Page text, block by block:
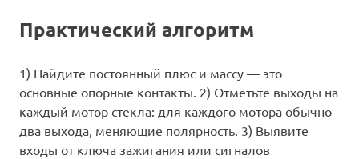
Практический алгоритм
1) Найдите постоянный плюс и массу — это
основные опорные контакты. 2) Отметьте выходы на
каждый мотор стекла: для каждого мотора обычно
два выхода, меняющие полярность. 3) Выявите
входы от ключа зажигания или сигналов